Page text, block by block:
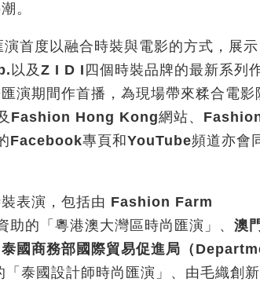
。
演首度以融合時裝與電影的方式，展示
以及 Z I D I 四個時裝品牌的最新系列
演期間作首播，為現場帶來糅合電影
Fashion Hong Kong網站、
Facebook專頁和YouTube頻道亦會
表演，包括由 Fashion Farm
助的「粵港澳大灣區時尚匯演」、 澳
泰國商務部國際貿易促進局（
「泰國設計師時尚匯演」、由毛織創